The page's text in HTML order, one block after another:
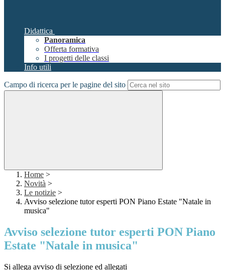
Didattica
Panoramica
Offerta formativa
I progetti delle classi
Info utili
Campo di ricerca per le pagine del sito
Home >
Novità >
Le notizie >
Avviso selezione tutor esperti PON Piano Estate "Natale in
musica"
Avviso selezione tutor esperti PON Piano
Estate "Natale in musica"
Si allega avviso di selezione ed allegati